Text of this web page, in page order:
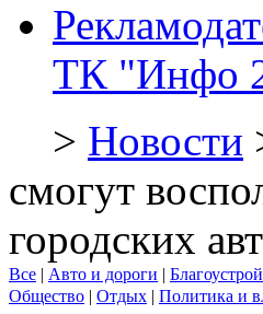
ТК "Инфо
> Новости
смогут
городских
Все | Авто и дороги |
Общество | Отдых | Политика и